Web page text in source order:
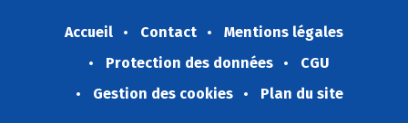
Accueil Contact
Mentions légales
Protection des données
CGU
Gestion des cookies
Plan du site